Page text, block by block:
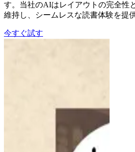
す。当社のAIはレイアウトの完全性
維持し、シームレスな読書体験を提
今すぐ試す